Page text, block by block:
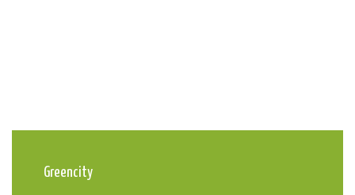
Greencity